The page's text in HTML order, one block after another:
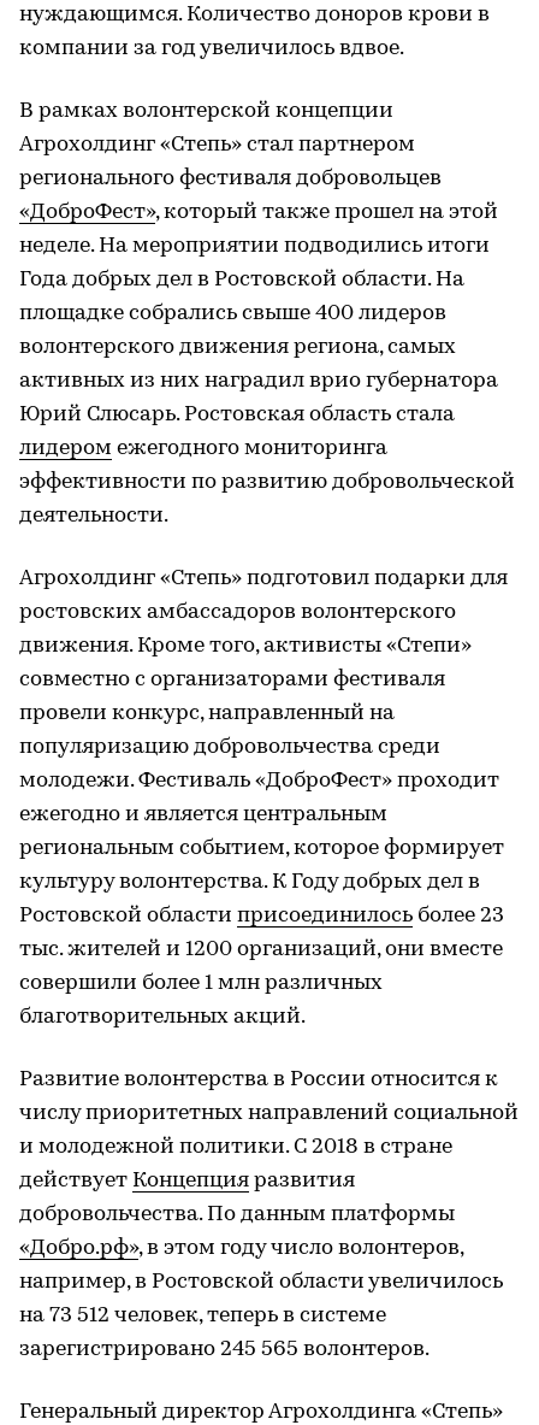
нуждающимся. Количество доноров крови в
компании за год увеличилось вдвое.
В рамках волонтерской концепции
Агрохолдинг «Степь» стал партнером
регионального фестиваля добровольцев
«ДоброФест», который также прошел на этой
неделе. На мероприятии подводились итоги
Года добрых дел в Ростовской области. На
площадке собрались свыше 400 лидеров
волонтерского движения региона, самых
активных из них наградил врио губернатора
Юрий Слюсарь. Ростовская область стала
лидером ежегодного мониторинга
эффективности по развитию добровольческой
деятельности.
Агрохолдинг «Степь» подготовил подарки для
ростовских амбассадоров волонтерского
движения. Кроме того, активисты «Степи»
совместно с организаторами фестиваля
провели конкурс, направленный на
популяризацию добровольчества среди
молодежи. Фестиваль «ДоброФест» проходит
ежегодно и является центральным
региональным событием, которое формирует
культуру волонтерства. К Году добрых дел в
Ростовской области присоединилось более 23
тыс. жителей и 1200 организаций, они вместе
совершили более 1 млн различных
благотворительных акций.
Развитие волонтерства в России относится к
числу приоритетных направлений социальной
и молодежной политики. С 2018 в стране
действует Концепция развития
добровольчества. По данным платформы
«Добро.рф», в этом году число волонтеров,
например, в Ростовской области увеличилось
на 73 512 человек, теперь в системе
зарегистрировано 245 565 волонтеров.
Генеральный директор Агрохолдинга «Степь»